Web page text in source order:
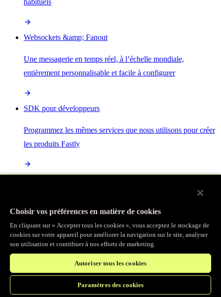
habituels
Websockets &amp; Fanout
Une messagerie en temps réel, à l’échelle mondiale,
entièrement personnalisable et facile à configurer
SDK pour développeurs
Programmez les mêmes services que nous utilisons pour créer
les produits Fastly
sur des normes ouvertes et intégrée à la suite complète de
produits Fastly
Accélérez vos charges de travail d’IA et gagnez en efficacité
Choisir vos préférences en matière de cookies
En cliquant sur « Accepter tous les cookies », vous acceptez le stockage de
cookies sur votre appareil pour améliorer la navigation sur le site, analyser
son utilisation et contribuer à nos efforts de marketing.
Autoriser tous les cookies
Paramètres des cookies